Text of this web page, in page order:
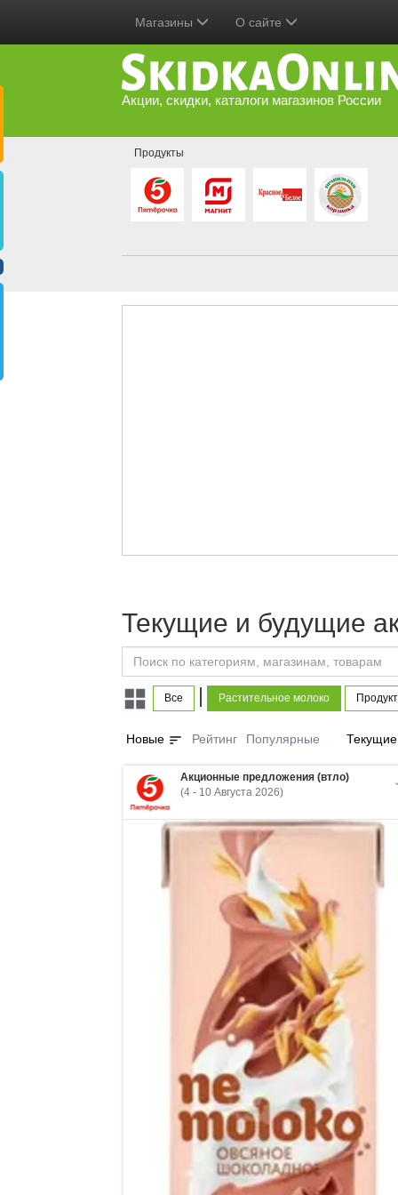
Магазины О сайте
Акции, скидки, каталоги магазинов России
Продукты
Текущие и будущие
Все | Растительное молоко
Новые sort Рейтинг Популярные Текущие
Акционные предложения (втло)
(4 - 10 Августа 2026)